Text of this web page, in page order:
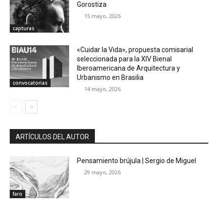
capturas
Gorostiza
15 mayo, 2026
convocatorias
«Cuidar la Vida», propuesta comisarial
seleccionada para la XIV Bienal
Iberoamericana de Arquitectura y
Urbanismo en Brasilia
14 mayo, 2026
ARTÍCULOS DEL AUTOR
faro
Pensamiento brújula | Sergio de Miguel
29 mayo, 2026